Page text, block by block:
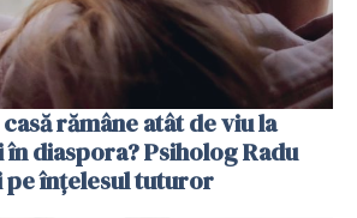
rămâne atât de viu la
diaspora? Psiholog Radu
pe înțelesul tuturor